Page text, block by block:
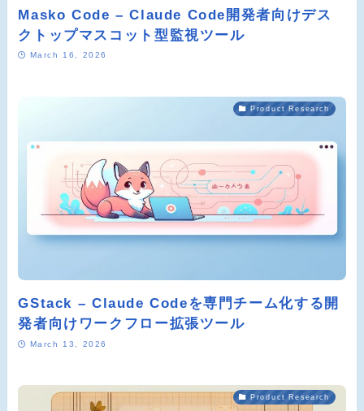
Masko Code – Claude Code開発者向けデス
クトップマスコット型監視ツール
March 16, 2026
Product Research
GStack – Claude Codeを専門チーム化する開
発者向けワークフロー拡張ツール
March 13, 2026
Product Research